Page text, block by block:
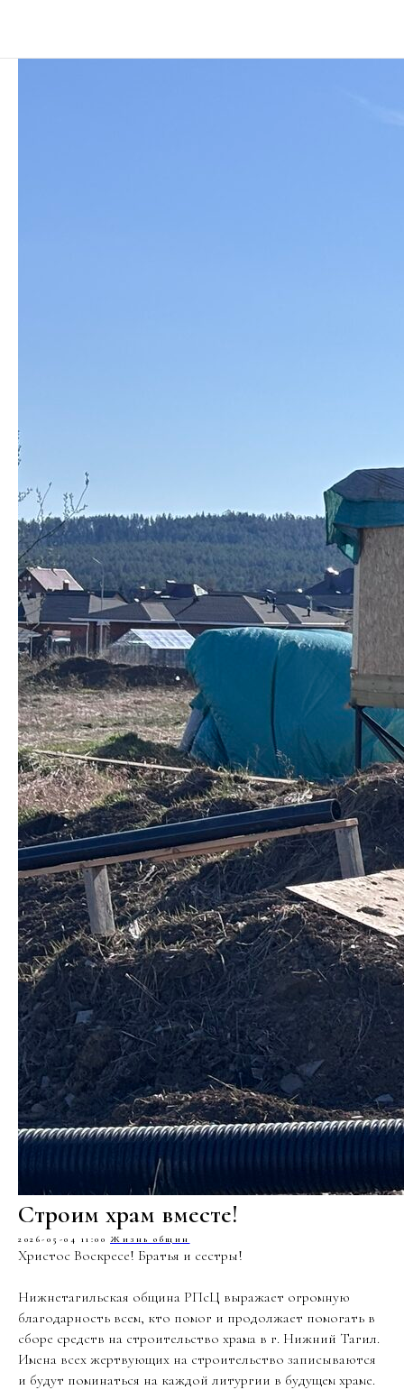
Строим храм вместе!
2026-05-04 11:00 Жизнь общин
Христос Воскресе! Братья и сестры!
Нижнетагильская община РПсЦ выражает огромную
благодарность всем, кто помог и продолжает помогать в
сборе средств на строительство храма в г. Нижний Тагил.
Имена всех жертвующих на строительство записываются
и будут поминаться на каждой литургии в будущем храме.